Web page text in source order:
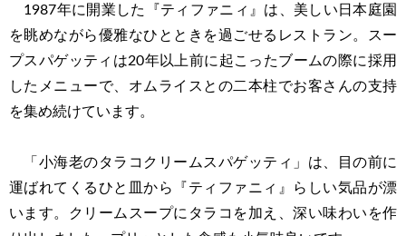
1987年に開業した『ティファニィ』は、美しい日本庭園
を眺めながら優雅なひとときを過ごせるレストラン。スー
プスパゲッティは20年以上前に起こったブームの際に採用
したメニューで、オムライスとの二本柱でお客さんの支持
を集め続けています。
「小海老のタラコクリームスパゲッティ」は、目の前に
運ばれてくるひと皿から『ティファニィ』らしい気品が漂
います。クリームスープにタラコを加え、深い味わいを作